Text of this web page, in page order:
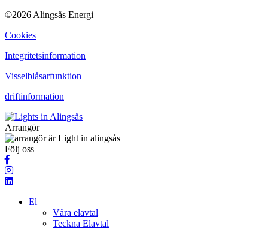
©2026 Alingsås Energi
Cookies
Integritetsinformation
Visselblåsarfunktion
driftinformation
Arrangör
Följ oss
El
Våra elavtal
Teckna Elavtal